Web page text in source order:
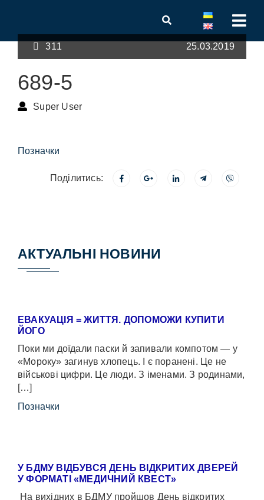
311 25.03.2019
689-5
Super User
Позначки
Поділитись:
АКТУАЛЬНІ НОВИНИ
ЕВАКУАЦІЯ = ЖИТТЯ. ДОПОМОЖИ КУПИТИ
ЙОГО
Поки ми доїдали паски й запивали компотом — у
«Мороку» загинув хлопець. І є поранені. Це не
військові цифри. Це люди. З іменами. З родинами,
[…]
Позначки
У БДМУ ВІДБУВСЯ ДЕНЬ ВІДКРИТИХ ДВЕРЕЙ
У ФОРМАТІ «МЕДИЧНИЙ КВЕСТ»
На вихідних в БДМУ пройшов День відкритих